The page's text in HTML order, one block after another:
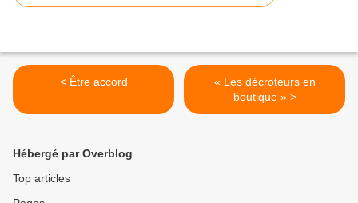
< Être accord
« Les décroteurs en
boutique » >
Hébergé par Overblog
Top articles